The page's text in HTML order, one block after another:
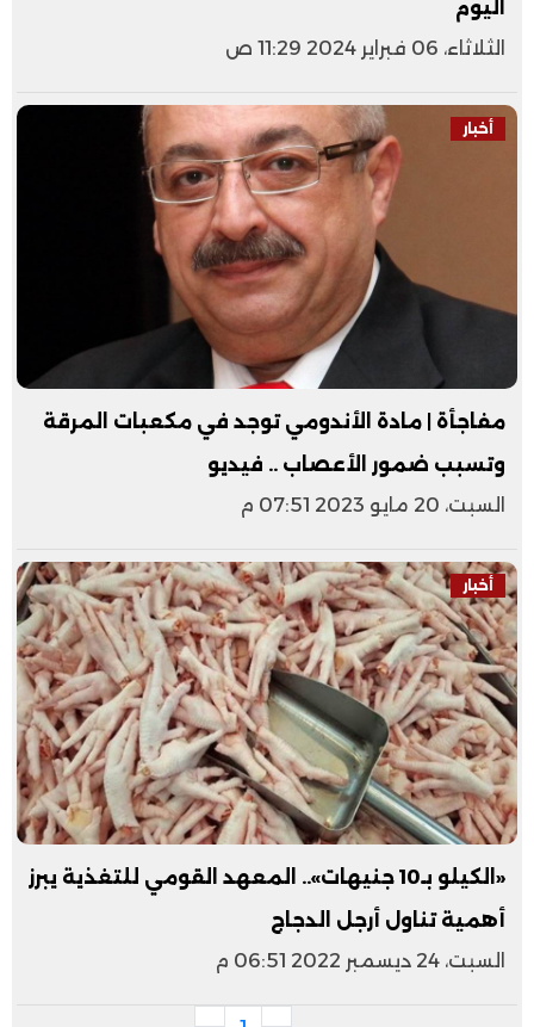
اليوم
الثلاثاء، 06 فبراير 2024 11:29 ص
أخبار
مفاجأة | مادة الأندومي توجد في مكعبات المرقة
وتسبب ضمور الأعصاب .. فيديو
السبت، 20 مايو 2023 07:51 م
أخبار
«الكيلو بـ10 جنيهات».. المعهد القومي للتغذية يبرز
أهمية تناول أرجل الدجاج
السبت، 24 ديسمبر 2022 06:51 م